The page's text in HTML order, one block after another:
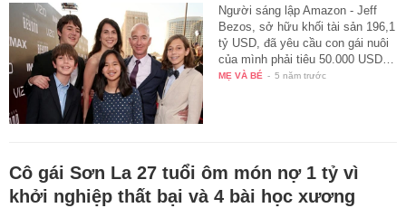
Người sáng lập Amazon - Jeff
Bezos, sở hữu khối tài sản 196,1
tỷ USD, đã yêu cầu con gái nuôi
của mình phải tiêu 50.000 USD…
MẸ VÀ BÉ - 5 năm trước
Cô gái Sơn La 27 tuổi ôm món nợ 1 tỷ vì
khởi nghiệp thất bại và 4 bài học xương